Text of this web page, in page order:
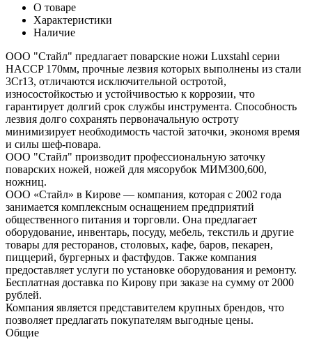
О товаре
Характеристики
Наличие
ООО "Стайл" предлагает поварские ножи Luxstahl серии
HACCP 170мм, прочные лезвия которых выполнены из стали
3Cr13, отличаются исключительной остротой,
износостойкостью и устойчивостью к коррозии, что
гарантирует долгий срок службы инструмента. Способность
лезвия долго сохранять первоначальную остроту
минимизирует необходимость частой заточки, экономя время
и силы шеф-повара.
ООО "Стайл" производит профессиональную заточку
поварских ножей, ножей для мясорубок МИМ300,600,
ножниц.
ООО «Стайл» в Кирове — компания, которая с 2002 года
занимается комплексным оснащением предприятий
общественного питания и торговли. Она предлагает
оборудование, инвентарь, посуду, мебель, текстиль и другие
товары для ресторанов, столовых, кафе, баров, пекарен,
пиццерий, бургерных и фастфудов. Также компания
предоставляет услуги по установке оборудования и ремонту.
Бесплатная доставка по Кирову при заказе на сумму от 2000
рублей.
Компания является представителем крупных брендов, что
позволяет предлагать покупателям выгодные цены.
Общие